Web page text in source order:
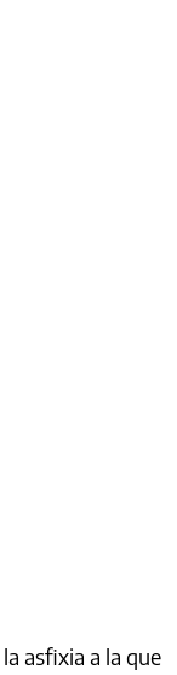
asfixia a la que